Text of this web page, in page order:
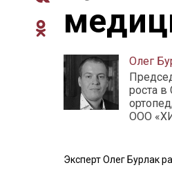
Олег
роста в
ООО
Эксперт Олег Бурлак